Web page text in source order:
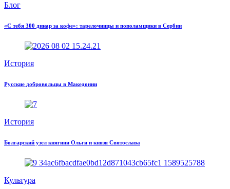
Блог
«С тебя 300 динар за кофе»: тарелочницы и пополамщики в Сербии
История
Русские добровольцы в Македонии
История
Болгарский узел княгини Ольги и князя Святослава
Культура